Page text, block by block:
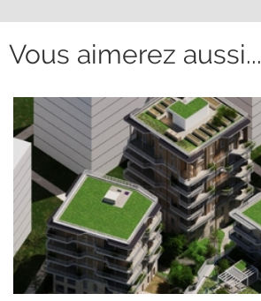
Vous aimerez aussi...